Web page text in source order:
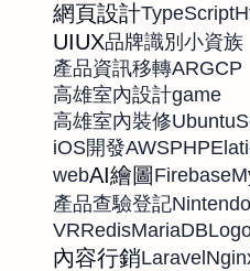
網頁設計TypeScript
UIUX品牌識別 小資族
產品資訊移轉ARGCP
高雄室內設計game
高雄室內裝修
iOS開發AWSPHP
webAI繪圖 Firebase
產品查驗登記
VRRedisMariaDB
內容行銷Laravel